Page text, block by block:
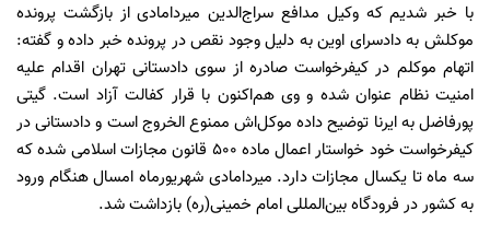
با خبر شدیم که وکیل مدافع سراج‌الدین میردامادی از بازگشت پرونده
موکلش به دادسرای اوین به دلیل وجود نقص در پرونده خبر داده و گفته:
اتهام موکلم در کیفرخواست صادره از سوی دادستانی تهران اقدام علیه
امنیت نظام عنوان شده و وی هم‌اکنون با قرار کفالت آزاد است. گیتی
پورفاضل به ایرنا توضیح داده موکل‌اش ممنوع الخروج است و دادستانی در
کیفرخواست خود خواستار اعمال ماده 500 قانون مجازات اسلامی شده که
سه ماه تا یکسال مجازات دارد. میردامادی شهریورماه امسال هنگام ورود
به کشور در فرودگاه بین‌المللی امام خمینی(ره) بازداشت شد.